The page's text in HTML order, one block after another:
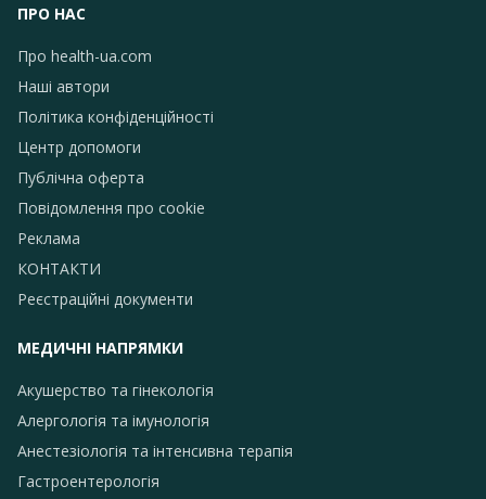
ПРО НАС
Про health-ua.com
Наші автори
Політика конфіденційності
Центр допомоги
Публічна оферта
Повідомлення про сookie
Реклама
КОНТАКТИ
Реєстраційні документи
МЕДИЧНІ НАПРЯМКИ
Акушерство та гінекологія
Алергологія та імунологія
Анестезіологія та інтенсивна терапія
Гастроентерологія